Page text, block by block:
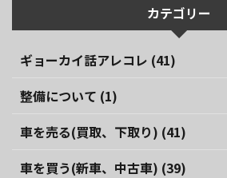
カテゴリー
ギョーカイ話アレコレ (41)
整備について (1)
車を売る(買取、下取り) (41)
車を買う(新車、中古車) (39)